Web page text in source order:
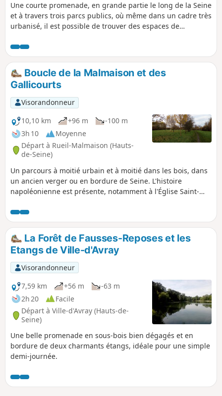
Une courte promenade, en grande partie le long de la Seine
et à travers trois parcs publics, où même dans un cadre très
urbanisé, il est possible de trouver des espaces de
Boucle de la Malmaison et des
Gallicourts
Visorandonneur
10,10 km
+96 m
-100 m
3h 10
Moyenne
Départ à Rueil-Malmaison (Hauts-
de-Seine)
Un parcours à moitié urbain et à moitié dans les bois, dans
un ancien verger ou en bordure de Seine. L'histoire
napoléonienne est présente, notamment à l'Église Saint-
La Forêt de Fausses-Reposes et les
Etangs de Ville-d'Avray
Visorandonneur
7,59 km
+56 m
-63 m
2h 20
Facile
Départ à Ville-d'Avray (Hauts-de-
Seine)
Une belle promenade en sous-bois bien dégagés et en
bordure de deux charmants étangs, idéale pour une simple
demi-journée.